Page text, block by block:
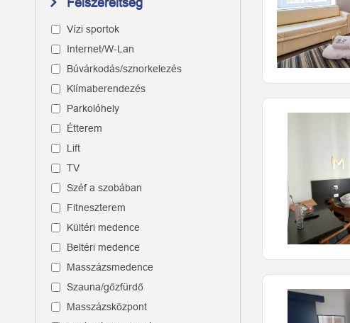
Felszereltség
Vízi sportok
Internet/W-Lan
Búvárkodás/sznorkelezés
Klímaberendezés
Parkolóhely
Étterem
Lift
TV
Széf a szobában
Fitneszterem
Kültéri medence
Beltéri medence
Masszázsmedence
Szauna/gőzfürdő
Masszázsközpont